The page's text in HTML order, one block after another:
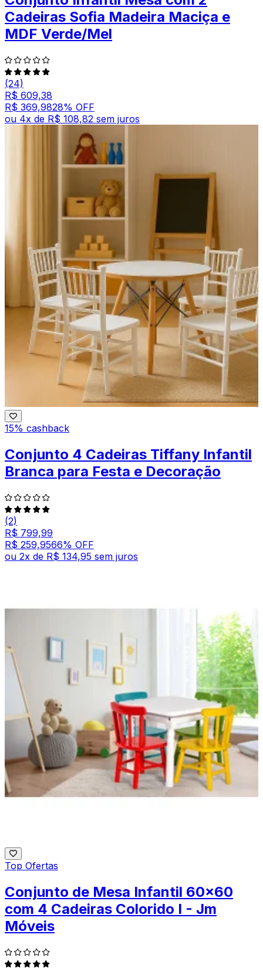
Cadeiras Sofia Madeira Maciça e
MDF Verde/Mel
(24)
R$ 609,38
R$ 369,9828% OFF
ou 4x de R$ 108,82 sem juros
15% cashback
Conjunto 4 Cadeiras Tiffany Infantil
Branca para Festa e Decoração
(2)
R$ 799,99
R$ 259,9566% OFF
ou 2x de R$ 134,95 sem juros
Top Ofertas
Conjunto de Mesa Infantil 60x60
com 4 Cadeiras Colorido I - Jm
Móveis